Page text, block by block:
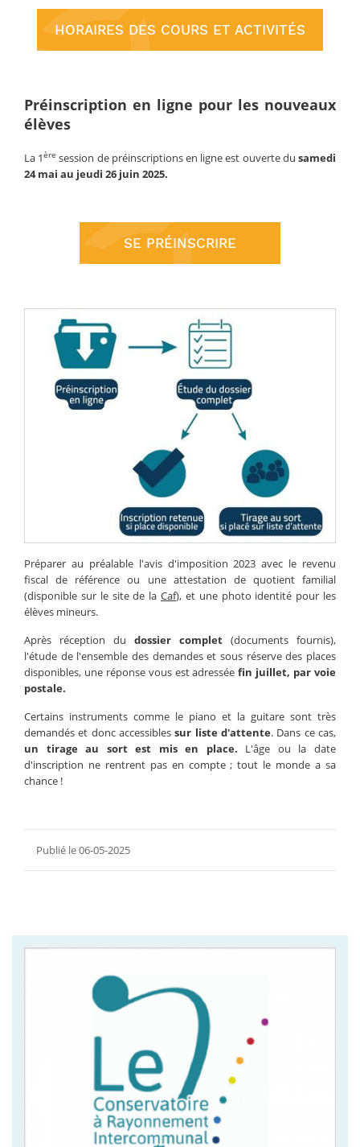
HORAIRES DES COURS ET ACTIVITÉS
Préinscription en ligne pour les nouveaux
élèves
La 1ère session de préinscriptions en ligne est ouverte du samedi
24 mai au jeudi 26 juin 2025.
SE PRÉINSCRIRE
Préparer au préalable l'avis d'imposition 2023 avec le revenu
fiscal de référence ou une attestation de quotient familial
(disponible sur le site de la Caf), et une photo identité pour les
élèves mineurs.
Après réception du dossier complet (documents fournis),
l'étude de l'ensemble des demandes et sous réserve des places
disponibles, une réponse vous est adressée fin juillet, par voie
postale.
Certains instruments comme le piano et la guitare sont très
demandés et donc accessiblessur liste d'attente. Dans ce cas,
un tirage au sort est mis en place. L'âge ou la date
d'inscription ne rentrent pas en compte ; tout le monde a sa
chance !
Publié le 06-05-2025